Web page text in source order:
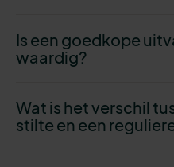
Is een goedkope
waardig?
Wat is het verschil
stilte en een